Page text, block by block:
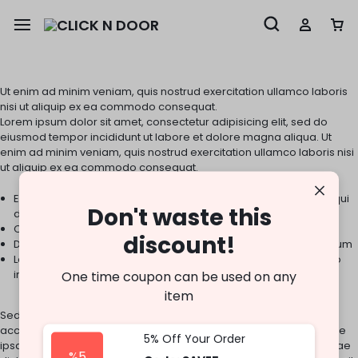
Ut enim ad minim veniam, quis nostrud exercitation ullamco laboris
nisi ut aliquip ex ea commodo consequat.
Lorem ipsum dolor sit amet, consectetur adipisicing elit, sed do
eiusmod tempor incididunt ut labore et dolore magna aliqua. Ut
enim ad minim veniam, quis nostrud exercitation ullamco laboris nisi
ut aliquip ex ea commodo consequat.
Excepteur sint occaecat cupidatat non proident, sunt in culpa qui
deserunt mollit anim id est laborum.
Quis nostrud exercitation ullamco laboris nisi ut aliquip ex
Duis aute irure dolor in reprehenderit in voluptate velit esse cillum
Lorem ipsum dolor sit amet, consectetur adipisicing elit, sed do
incididunt ut labore et dolore magna aliqua.
Sed ut perspiciatis unde omnis iste natus error sit voluptatem
accusantium doloremque laudantium, totam rem aperiam, eaque
ipsa quae ab illo inventore veritatis et quasi architecto beatae vitae
Don't waste this
discount!
One time coupon can be used on any
item
5% Off Your Order